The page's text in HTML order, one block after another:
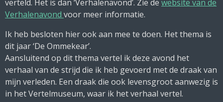
verteld. Het is dan ‘Verhalenavond’. Zie de website van de
Verhalenavond voor meer informatie.
Ik heb besloten hier ook aan mee te doen. Het thema is
dit jaar ‘De Ommekear’.
Aansluitend op dit thema vertel ik deze avond het
verhaal van de strijd die ik heb gevoerd met de draak van
mijn verleden. Een draak die ook levensgroot aanwezig is
in het Vertelmuseum, waar ik het verhaal vertel.